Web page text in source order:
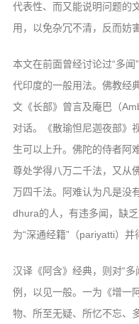
代表性、而又能说明问题的
用，以免杂冗不清，反而妨
本文在前面曾经讨论过“多
代印度的一般用法。佛教经
文《长部》曾言及庵巴（
对话。《散瑜怛尼迦夜部》
生可以上升。佛陀的侍者阿
尊处学得八万二千法，又从
万四千法。阿难认为凡是没
dhura的人，有违多闻，缺
为“深通经籍”（pariyatti）
汉译《阿含》经典，则对“
例，以见一般。一为《增一
物、所至无疑、所忆不忘、